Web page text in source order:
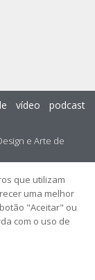
e Arte de
vídeo podcast
que utilizam
uma melhor
"Aceitar" ou
com o uso de